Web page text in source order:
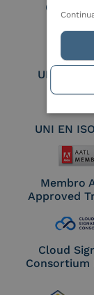
UNI EN
UNI EN
Membro
Approved
Cloud
Consortium